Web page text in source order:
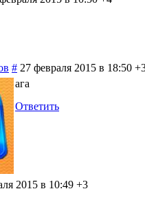
# 27 февраля 2015 в 18:50
ага
Ответить
2015 в 10:49 +3